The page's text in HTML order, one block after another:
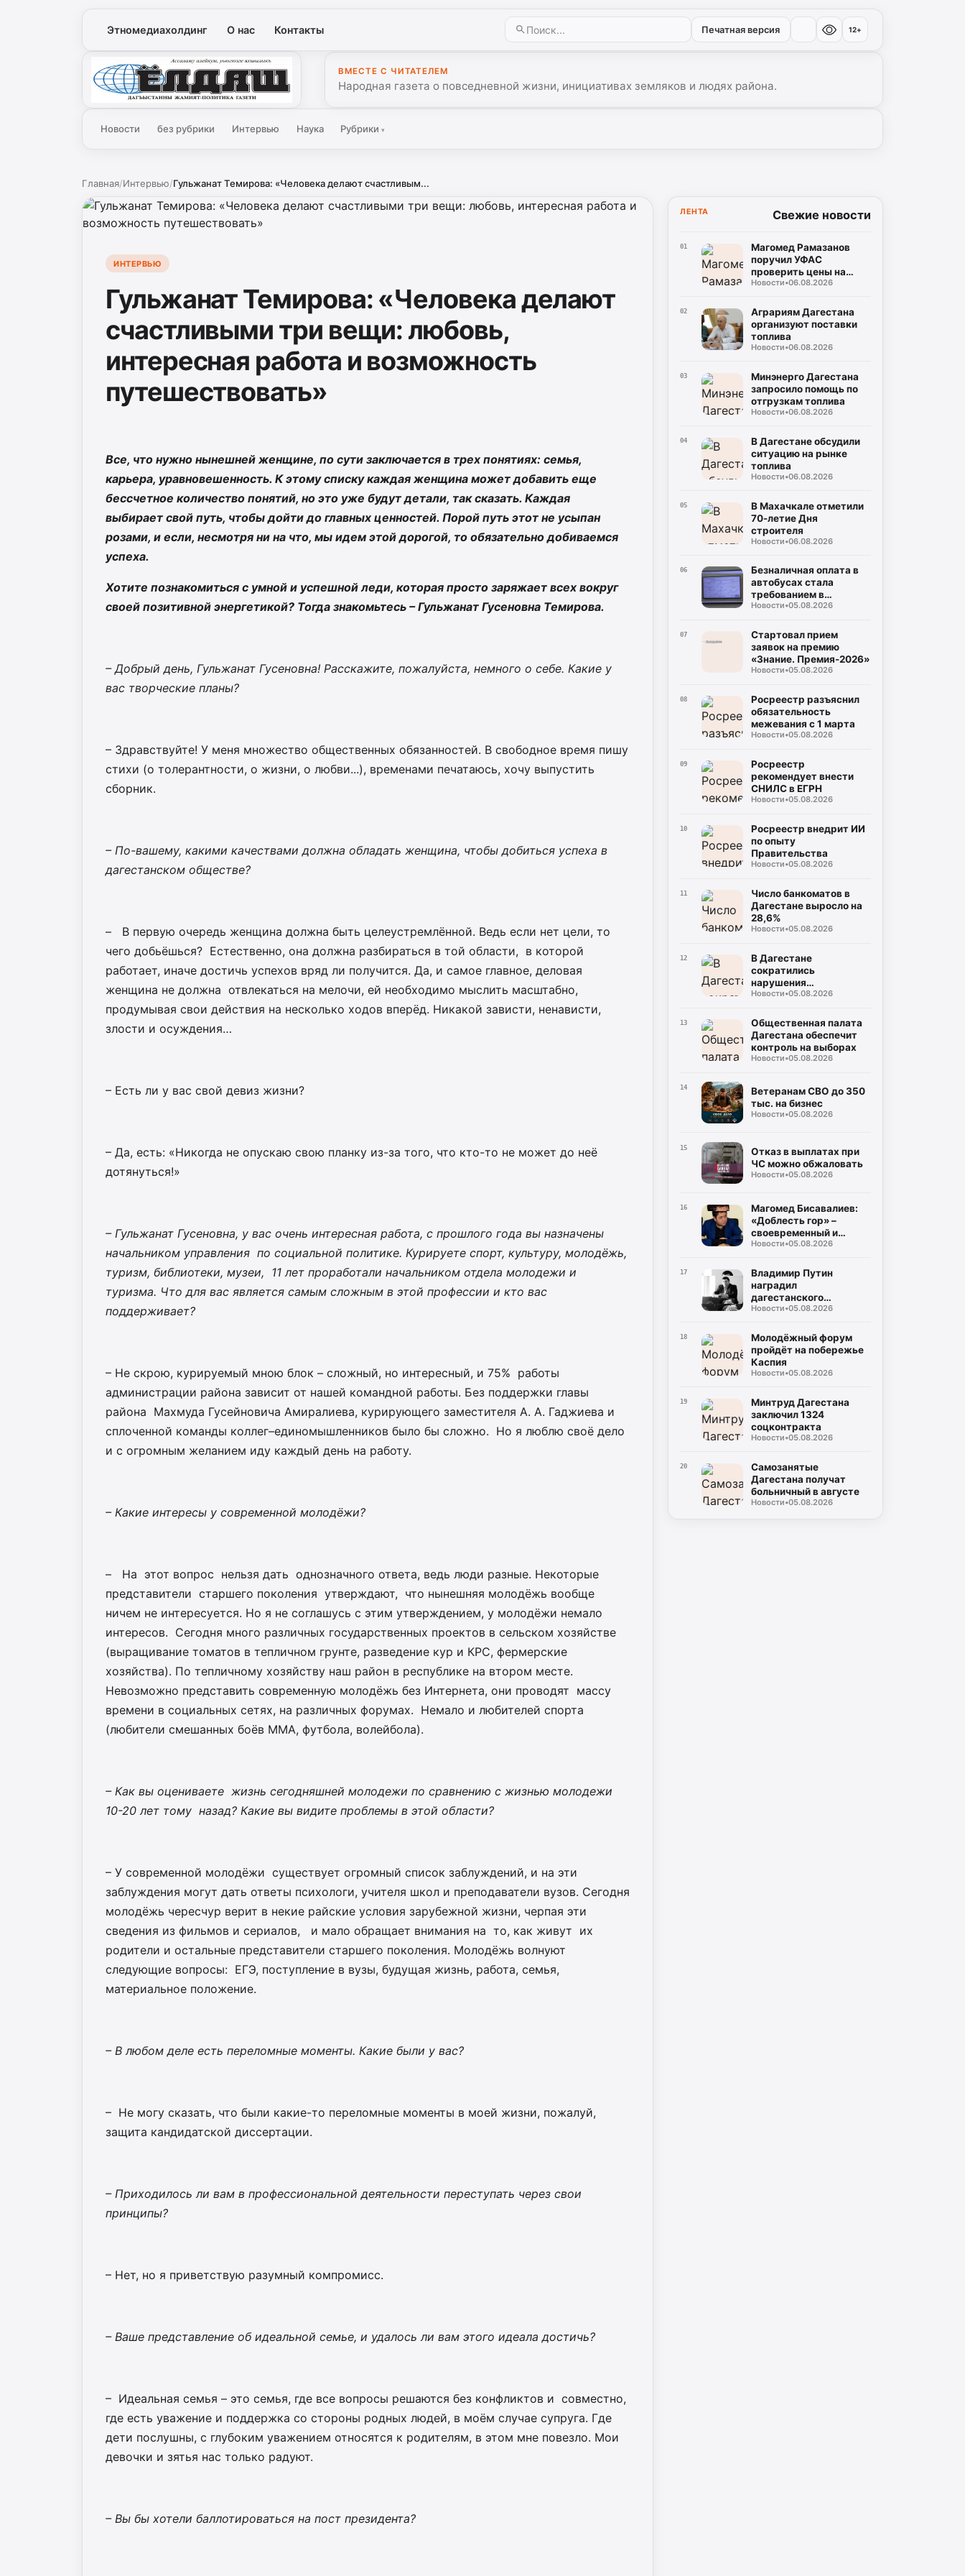
Этномедиахолдинг О нас Контакты Печатная версия 12+
Ёлдаш
ВМЕСТЕ С ЧИТАТЕЛЕМ
Народная газета о повседневной жизни, инициативах земляков и людях района.
Новости без рубрики Интервью Наука Рубрики▾
Главная/Интервью/Гульжанат Темирова: «Человека делают счастливым...
ИНТЕРВЬЮ
Гульжанат Темирова: «Человека делают
счастливыми три вещи: любовь,
интересная работа и возможность
путешествовать»
Все, что нужно нынешней женщине, по сути заключается в трех понятиях: семья,
карьера, уравновешенность. К этому списку каждая женщина может добавить еще
бессчетное количество понятий, но это уже будут детали, так сказать. Каждая
выбирает свой путь, чтобы дойти до главных ценностей. Порой путь этот не усыпан
розами, и если, несмотря ни на что, мы идем этой дорогой, то обязательно добиваемся
успеха.
Хотите познакомиться с умной и успешной леди, которая просто заряжает всех вокруг
своей позитивной энергетикой? Тогда знакомьтесь – Гульжанат Гусеновна Темирова.
– Добрый день, Гульжанат Гусеновна! Расскажите, пожалуйста, немного о себе. Какие у
вас творческие планы?
– Здравствуйте! У меня множество общественных обязанностей. В свободное время пишу
стихи (о толерантности, о жизни, о любви...), временами печатаюсь, хочу выпустить
сборник.
– По-вашему, какими качествами должна обладать женщина, чтобы добиться успеха в
дагестанском обществе?
– В первую очередь женщина должна быть целеустремлённой. Ведь если нет цели, то
чего добьёшься? Естественно, она должна разбираться в той области, в которой
работает, иначе достичь успехов вряд ли получится. Да, и самое главное, деловая
женщина не должна отвлекаться на мелочи, ей необ­ходимо мыслить масштабно,
продумывая свои действия на несколько ходов вперёд. Никакой зависти, ненависти,
злости и осуждения…
– Есть ли у вас свой девиз жизни?
– Да, есть: «Никогда не опускаю свою планку из-за того, что кто-то не может до неё
дотянуться!»
– Гульжанат Гусеновна, у вас очень интересная работа, с прошлого года вы назначены
начальником управления по социальной политике. Курируете спорт, культуру, молодёжь,
туризм, библиотеки, музеи, 11 лет проработали начальником отдела молодежи и
туризма. Что для вас является самым сложным в этой профессии и кто вас
поддерживает?
– Не скрою, курируемый мною блок – сложный, но интересный, и 75% работы
администрации района зависит от нашей командной работы. Без поддержки главы
района Махмуда Гусейновича Амиралиева, курирующего заместителя А. А. Гаджиева и
сплоченной команды коллег–единомышленников было бы сложно. Но я люблю своё дело
и с огромным желанием иду каждый день на работу.
– Какие интересы у современной молодёжи?
– На этот вопрос нельзя дать однозначного ответа, ведь люди разные. Некоторые
представители старшего поколения утверждают, что нынешняя молодёжь вообще
ничем не интересуется. Но я не соглашусь с этим утверждением, у молодёжи немало
интересов. Сегодня много различных государственных проектов в сельском хозяйстве
(выращивание томатов в тепличном грунте, разведение кур и КРС, фермерские
хозяйства). По тепличному хозяйству наш район в республике на втором месте.
Невозможно представить современную молодёжь без Интернета, они проводят массу
времени в социальных сетях, на различных форумах. Немало и любителей спорта
(любители смешанных боёв ММА, футбола, волейбола).
– Как вы оцениваете жизнь сегодняшней молодежи по сравнению с жизнью молодежи
10-20 лет тому назад? Какие вы видите проблемы в этой области?
– У современной молодёжи существует огромный список заблуждений, и на эти
заблуждения могут дать ответы психологи, учителя школ и преподаватели вузов. Сегодня
молодёжь чересчур верит в некие райские условия зарубежной жизни, черпая эти
сведения из фильмов и сериалов, и мало обращает внимания на то, как живут их
родители и остальные представители старшего поколения. Молодёжь волнуют
следующие вопросы: ЕГЭ, поступление в вузы, будущая жизнь, работа, семья,
материальное положение.
– В любом деле есть переломные моменты. Какие были у вас?
– Не могу сказать, что были какие-то переломные моменты в моей жизни, пожалуй,
защита кандидатской диссертации.
– Приходилось ли вам в профессиональной деятельности переступать через свои
принципы?
– Нет, но я приветствую ра­зумный компромисс.
– Ваше представление об идеальной семье, и удалось ли вам этого идеала достичь?
– Идеальная семья – это семья, где все вопросы решаются без конфликтов и совместно,
где есть уважение и поддержка со стороны родных людей, в моём случае супруга. Где
дети послушны, с глубоким уважением относятся к родителям, в этом мне повезло. Мои
девочки и зятья нас только радуют.
– Вы бы хотели баллотироваться на пост президента?
ЛЕНТА Свежие новости
01
Магомед Рамазанов
поручил УФАС
проверить цены на
бензин
Новости•06.08.2026
02
Аграриям Дагестана
организуют поставки
топлива
Новости•06.08.2026
03
Минэнерго Дагестана
запросило помощь по
отгрузкам топлива
Новости•06.08.2026
04
В Дагестане обсудили
ситуацию на рынке
топлива
Новости•06.08.2026
05
В Махачкале отметили
70-летие Дня
строителя
Новости•06.08.2026
06
Безналичная оплата в
автобусах стала
требованием в
Дагестане
Новости•05.08.2026
07
Стартовал прием
заявок на премию
«Знание. Премия-2026»
Новости•05.08.2026
08
Росреестр разъяснил
обязательность
межевания с 1 марта
Новости•05.08.2026
09
Росреестр
рекомендует внести
СНИЛС в ЕГРН
Новости•05.08.2026
10
Росреестр внедрит ИИ
по опыту
Правительства
Новости•05.08.2026
11
Число банкоматов в
Дагестане выросло на
28,6%
Новости•05.08.2026
12
В Дагестане
сократились
нарушения
газопотребления
Новости•05.08.2026
13
Общественная палата
Дагестана обеспечит
контроль на выборах
Новости•05.08.2026
14
Ветеранам СВО до 350
тыс. на бизнес
Новости•05.08.2026
15
Отказ в выплатах при
ЧС можно обжаловать
Новости•05.08.2026
16
Магомед Бисавалиев:
«Доблесть гор» –
своевременный и
долгожданный ответ на
Новости•05.08.2026
17
Владимир Путин
наградил
дагестанского
чиновника посмертно
Новости•05.08.2026
18
Молодёжный форум
пройдёт на побережье
Каспия
Новости•05.08.2026
19
Минтруд Дагестана
заключил 1324
соцконтракта
Новости•05.08.2026
20
Самозанятые
Дагестана получат
больничный в августе
Новости•05.08.2026